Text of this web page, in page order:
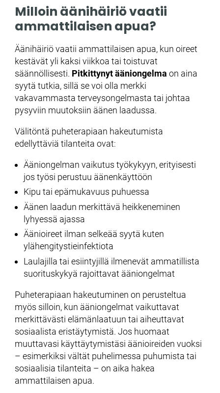
Milloin äänihäiriö vaatii
ammattilaisen apua?
Äänihäiriö vaatii ammattilaisen apua, kun oireet
kestävät yli kaksi viikkoa tai toistuvat
säännöllisesti. Pitkittynyt ääniongelma on aina
syytä tutkia, sillä se voi olla merkki
vakavammasta terveysongelmasta tai johtaa
pysyviin muutoksiin äänen laadussa.
Välitöntä puheterapiaan hakeutumista
edellyttäviä tilanteita ovat:
Ääniongelman vaikutus työkykyyn, erityisesti
jos työsi perustuu äänenkäyttöön
Kipu tai epämukavuus puhuessa
Äänen laadun merkittävä heikkeneminen
lyhyessä ajassa
Äänioireet ilman selkeää syytä kuten
ylähengitystieinfektiota
Laulajilla tai esiintyjillä ilmenevät ammatillista
suorituskykyä rajoittavat ääniongelmat
Puheterapiaan hakeutuminen on perusteltua
myös silloin, kun ääniongelmat vaikuttavat
merkittävästi elämänlaatuun tai aiheuttavat
sosiaalista eristäytymistä. Jos huomaat
muuttavasi käyttäytymistäsi äänioireiden vuoksi
– esimerkiksi vältät puhelimessa puhumista tai
sosiaalisia tilanteita – on aika hakea
ammattilaisen apua.